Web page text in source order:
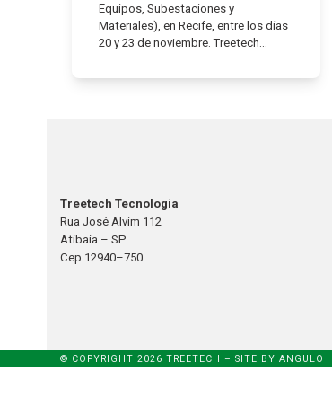
Equipos, Subestaciones y
Materiales), en Recife, entre los días
20 y 23 de noviembre. Treetech…
Treetech Tecnologia
Rua José Alvim 112
Atibaia – SP
Cep 12940–750
© COPYRIGHT 2026 TREETECH – SITE BYANGULO